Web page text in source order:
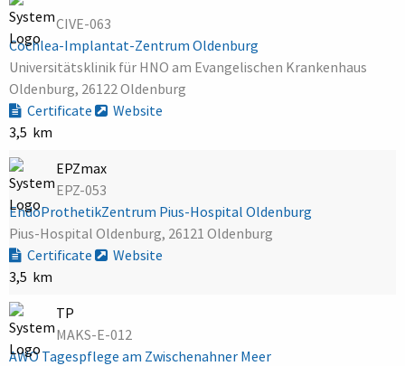
CIVE-063
Cochlea-Implantat-Zentrum Oldenburg
Universitätsklinik für HNO am Evangelischen Krankenhaus
Oldenburg, 26122 Oldenburg
Certificate
Website
3,5 km
EPZmax
EPZ-053
EndoProthetikZentrum Pius-Hospital Oldenburg
Pius-Hospital Oldenburg, 26121 Oldenburg
Certificate
Website
3,5 km
TP
MAKS-E-012
AWO Tagespflege am Zwischenahner Meer